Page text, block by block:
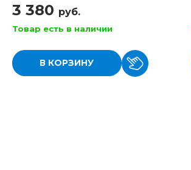
3 380 руб.
Товар есть в наличии
В КОРЗИНУ